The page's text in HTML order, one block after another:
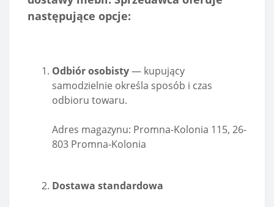
następujące opcje:
Odbiór osobisty— kupujący
samodzielnie określa sposób i czas
odbioru towaru.
Adres magazynu: Promna-Kolonia 115, 26-
803 Promna-Kolonia
Dostawa standardowa